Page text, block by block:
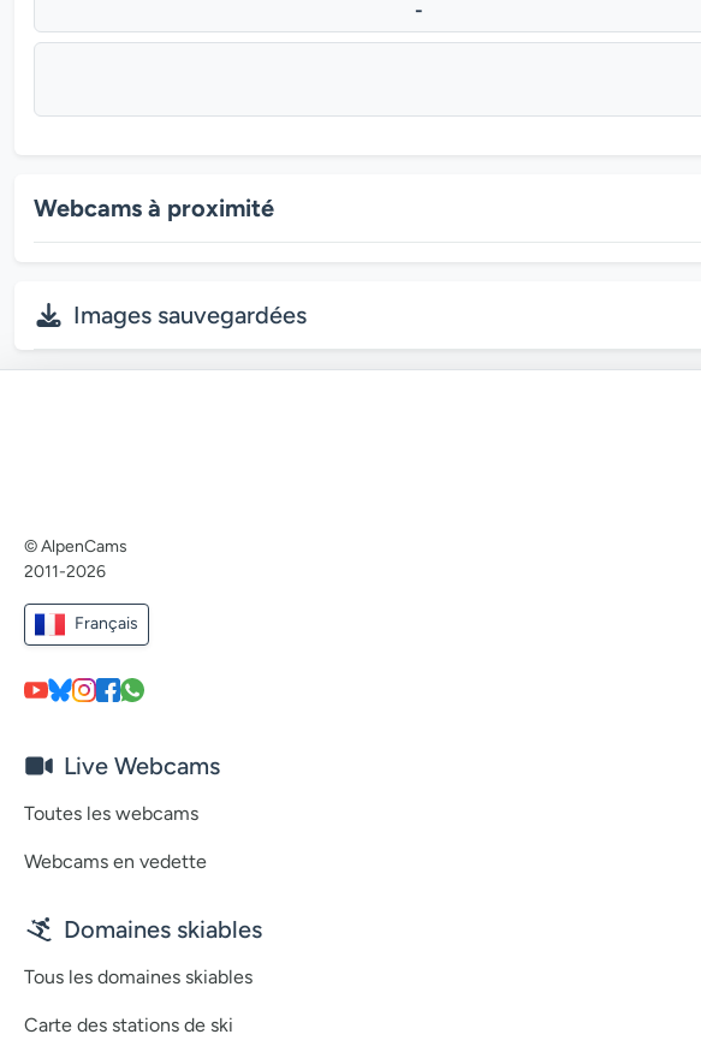
-
Webcams à proximité
Images sauvegardées
© AlpenCams
2011-2026
Français
Live Webcams
Toutes les webcams
Webcams en vedette
Domaines skiables
Tous les domaines skiables
Carte des stations de ski